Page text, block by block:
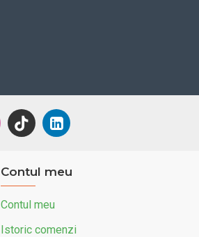
Contul meu
Contul meu
Istoric comenzi